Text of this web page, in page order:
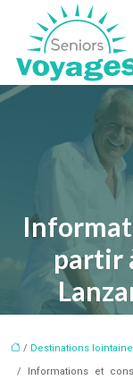
partir
/ Destinations
/ Informations et